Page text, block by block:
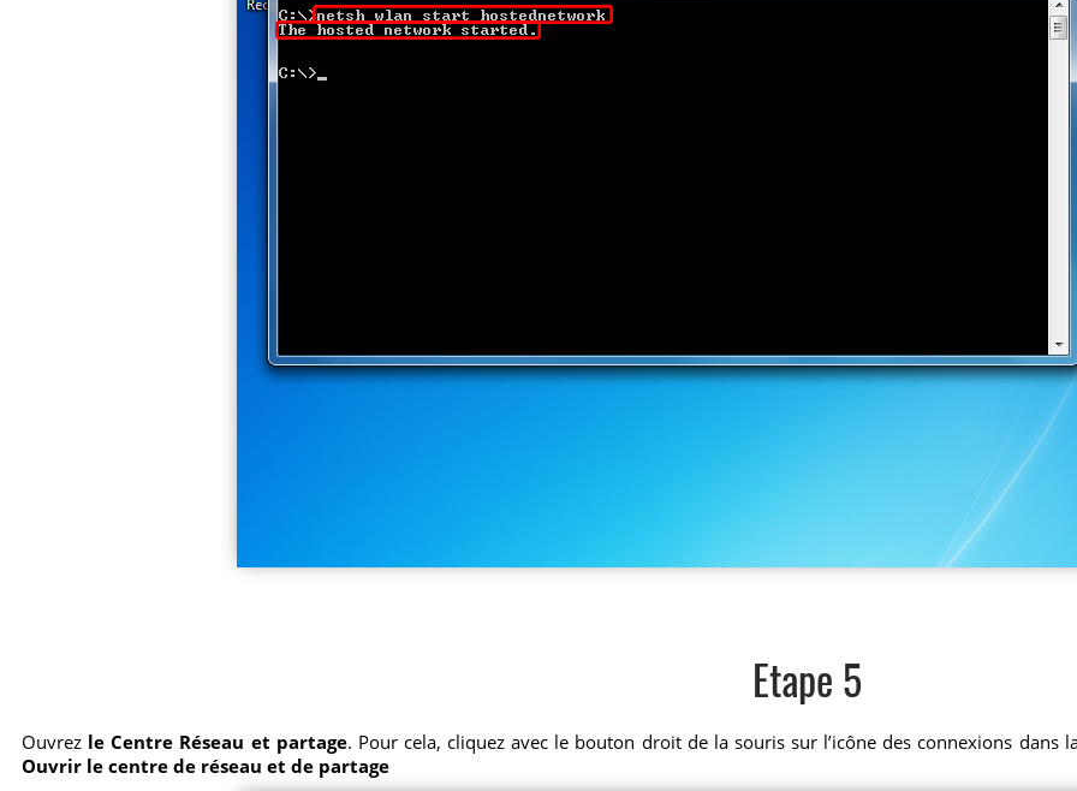
Etape 5
Ouvrez le Centre Réseau et partage. Pour cela, cliquez avec le bouton droit de la souris sur l’icône des connexions dans
Ouvrir le centre de réseau et de partage